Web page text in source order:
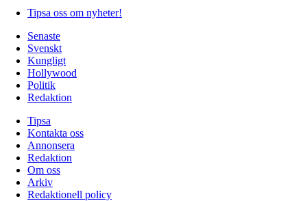
Tipsa oss om nyheter!
Senaste
Svenskt
Kungligt
Hollywood
Politik
Redaktion
Tipsa
Kontakta oss
Annonsera
Redaktion
Om oss
Arkiv
Redaktionell policy